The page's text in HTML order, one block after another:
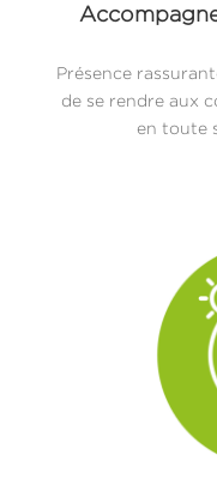
Présence
de se rendre aux
en toute